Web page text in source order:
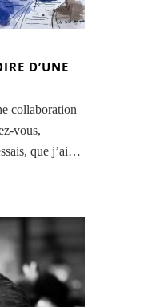
D’UNE
collaboration
vous,
que j’ai…